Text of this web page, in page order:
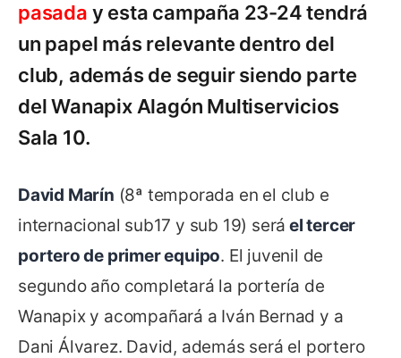
pasada y esta campaña 23-24 tendrá
un papel más relevante dentro del
club, además de seguir siendo parte
del Wanapix Alagón Multiservicios
Sala 10.
David Marín (8ª temporada en el club e
internacional sub17 y sub 19) será el tercer
portero de primer equipo. El juvenil de
segundo año completará la portería de
Wanapix y acompañará a Iván Bernad y a
Dani Álvarez. David, además será el portero